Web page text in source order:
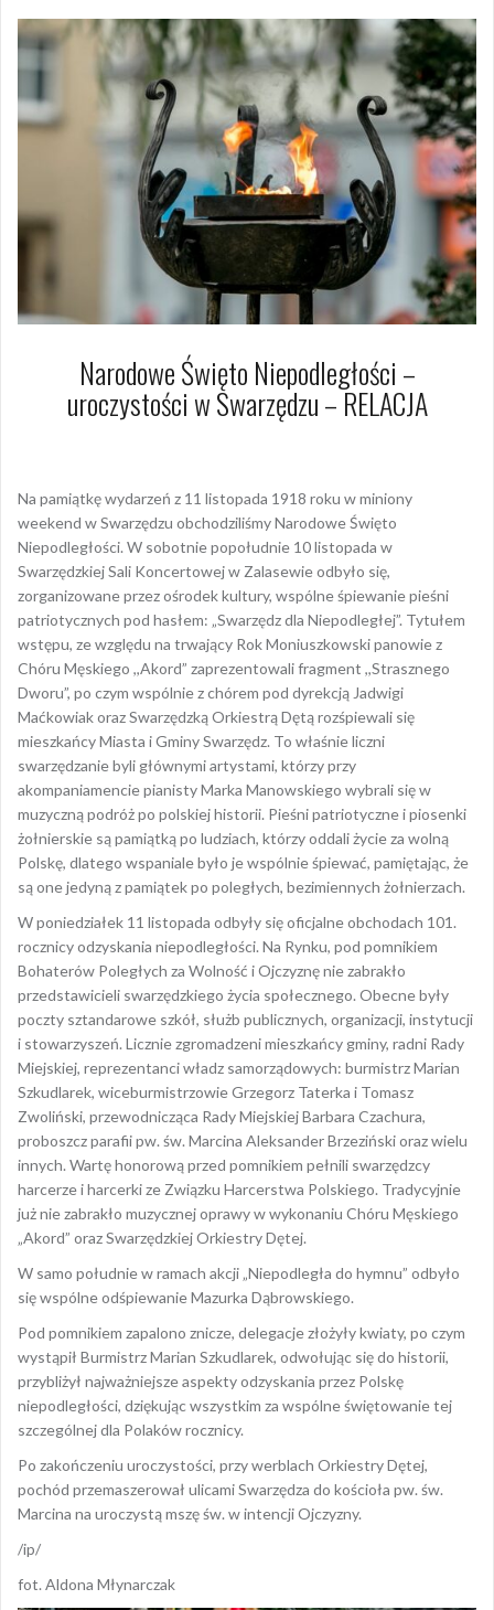
Narodowe Święto Niepodległości –
uroczystości w Swarzędzu – RELACJA
Na pamiątkę wydarzeń z 11 listopada 1918 roku w miniony
weekend w Swarzędzu obchodziliśmy Narodowe Święto
Niepodległości. W sobotnie popołudnie 10 listopada w
Swarzędzkiej Sali Koncertowej w Zalasewie odbyło się,
zorganizowane przez ośrodek kultury, wspólne śpiewanie pieśni
patriotycznych pod hasłem: „Swarzędz dla Niepodległej”. Tytułem
wstępu, ze względu na trwający Rok Moniuszkowski panowie z
Chóru Męskiego ,,Akord” zaprezentowali fragment ,,Strasznego
Dworu”, po czym wspólnie z chórem pod dyrekcją Jadwigi
Maćkowiak oraz Swarzędzką Orkiestrą Dętą rozśpiewali się
mieszkańcy Miasta i Gminy Swarzędz. To właśnie liczni
swarzędzanie byli głównymi artystami, którzy przy
akompaniamencie pianisty Marka Manowskiego wybrali się w
muzyczną podróż po polskiej historii. Pieśni patriotyczne i piosenki
żołnierskie są pamiątką po ludziach, którzy oddali życie za wolną
Polskę, dlatego wspaniale było je wspólnie śpiewać, pamiętając, że
są one jedyną z pamiątek po poległych, bezimiennych żołnierzach.
W poniedziałek 11 listopada odbyły się oficjalne obchodach 101.
rocznicy odzyskania niepodległości. Na Rynku, pod pomnikiem
Bohaterów Poległych za Wolność i Ojczyznę nie zabrakło
przedstawicieli swarzędzkiego życia społecznego. Obecne były
poczty sztandarowe szkół, służb publicznych, organizacji, instytucji
i stowarzyszeń. Licznie zgromadzeni mieszkańcy gminy, radni Rady
Miejskiej, reprezentanci władz samorządowych: burmistrz Marian
Szkudlarek, wiceburmistrzowie Grzegorz Taterka i Tomasz
Zwoliński, przewodnicząca Rady Miejskiej Barbara Czachura,
proboszcz parafii pw. św. Marcina Aleksander Brzeziński oraz wielu
innych. Wartę honorową przed pomnikiem pełnili swarzędzcy
harcerze i harcerki ze Związku Harcerstwa Polskiego. Tradycyjnie
już nie zabrakło muzycznej oprawy w wykonaniu Chóru Męskiego
„Akord” oraz Swarzędzkiej Orkiestry Dętej.
W samo południe w ramach akcji „Niepodległa do hymnu” odbyło
się wspólne odśpiewanie Mazurka Dąbrowskiego.
Pod pomnikiem zapalono znicze, delegacje złożyły kwiaty, po czym
wystąpił Burmistrz Marian Szkudlarek, odwołując się do historii,
przybliżył najważniejsze aspekty odzyskania przez Polskę
niepodległości, dziękując wszystkim za wspólne świętowanie tej
szczególnej dla Polaków rocznicy.
Po zakończeniu uroczystości, przy werblach Orkiestry Dętej,
pochód przemaszerował ulicami Swarzędza do kościoła pw. św.
Marcina na uroczystą mszę św. w intencji Ojczyzny.
/ip/
fot. Aldona Młynarczak